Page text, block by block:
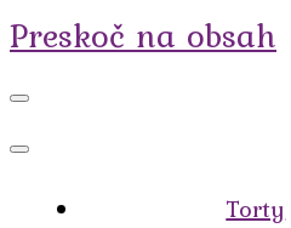
Preskoč na obsah
Torty